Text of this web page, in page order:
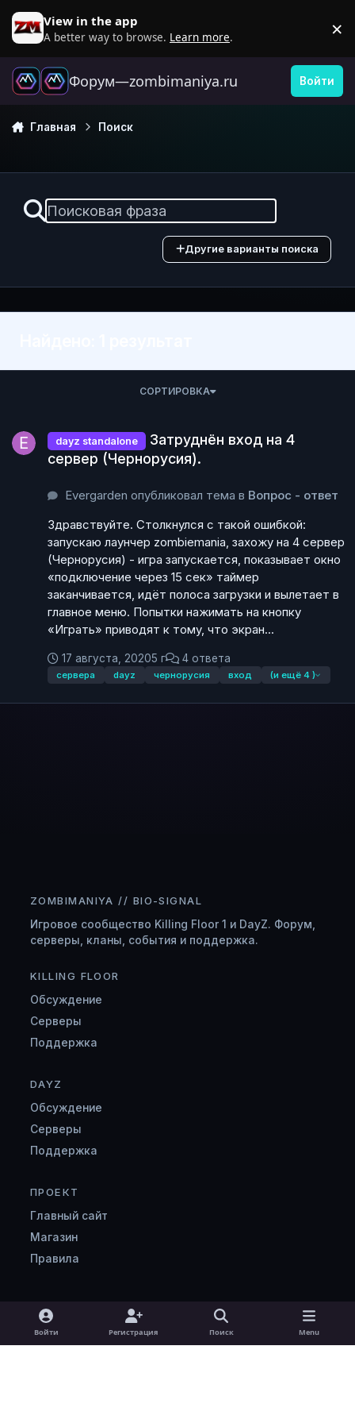
Перейти к содержанию
View in the app
A better way to browse. Learn more. ×
Форум—zombimaniya.ru Войти
Главная Поиск
Другие варианты поиска
СОРТИРОВКА
dayz standalone
Затруднён вход на 4
сервер (Чернорусия).
Evergarden опубликовал тема в Вопрос - ответ
Здравствуйте. Столкнулся с такой ошибкой:
запускаю лаунчер zombiemania, захожу на 4 сервер
(Чернорусия) - игра запускается, показывает окно
«подключение через 15 сек» таймер
заканчивается, идёт полоса загрузки и вылетает в
главное меню. Попытки нажимать на кнопку
«Играть» приводят к тому, что экран...
17 августа, 20205 г 4 ответа
сервера dayz чернорусия вход (и ещё 4 )
ZOMBIMANIYA // BIO-SIGNAL
Игровое сообщество Killing Floor 1 и DayZ. Форум,
серверы, кланы, события и поддержка.
KILLING FLOOR
Обсуждение
Серверы
Поддержка
DAYZ
Обсуждение
Серверы
Поддержка
ПРОЕКТ
Главный сайт
Магазин
Правила
Light ModeDark ModeSystem Preference
v
k
Войти Регистрация Поиск Menu